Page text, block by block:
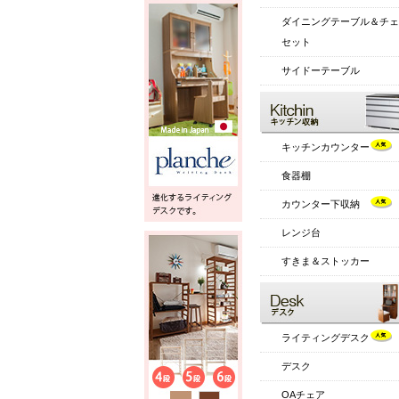
ダイニングテーブル＆チ
セット
サイドーテーブル
キッチンカウンター
食器棚
カウンター下収納
レンジ台
すきま＆ストッカー
ライティングデスク
デスク
OAチェア